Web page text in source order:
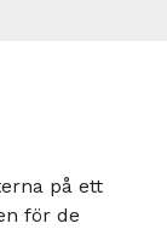
på ett
för de